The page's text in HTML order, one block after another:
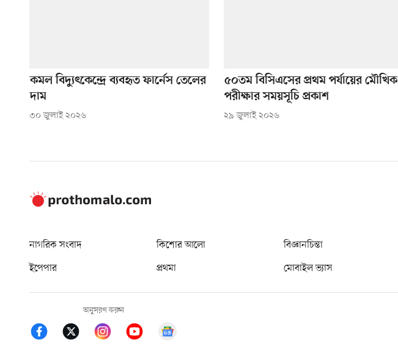
কমল বিদ্যুৎকেন্দ্রে ব্যবহৃত ফার্নেস তেলের
দাম
৩০ জুলাই ২০২৬
৫০তম বিসিএসের প্রথম পর্যায়ের মৌখিক
পরীক্ষার সময়সূচি প্রকাশ
২৯ জুলাই ২০২৬
নাগরিক সংবাদ কিশোর আলো বিজ্ঞানচিন্তা
ইপেপার
প্রথমা মোবাইল ভ্যাস
অনুসরণ করুন